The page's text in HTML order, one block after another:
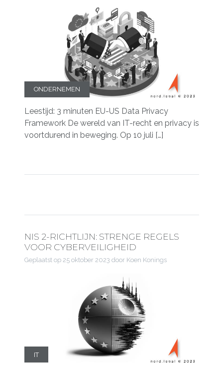
ONDERNEMEN
Leestijd: 3 minuten EU-US Data Privacy
Framework De wereld van IT-recht en privacy is
voortdurend in beweging. Op 10 juli […]
NIS 2-RICHTLIJN: STRENGE REGELS
VOOR CYBERVEILIGHEID
Geplaatst op 25 oktober 2023 door Koen Konings
IT